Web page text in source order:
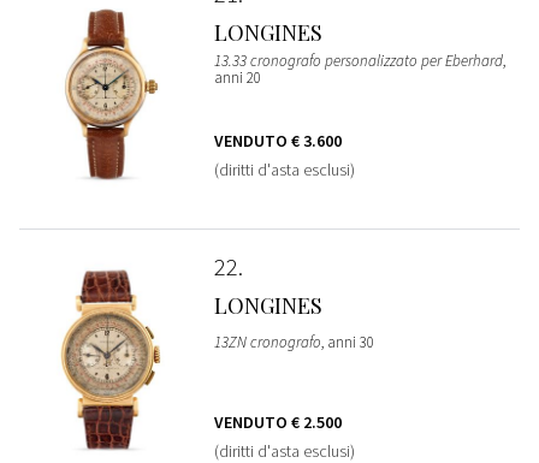
LONGINES
13.33 cronografo personalizzato per Eberhard,
anni 20
VENDUTO € 3.600
(diritti d'asta esclusi)
22
LONGINES
13ZN cronografo, anni 30
VENDUTO € 2.500
(diritti d'asta esclusi)